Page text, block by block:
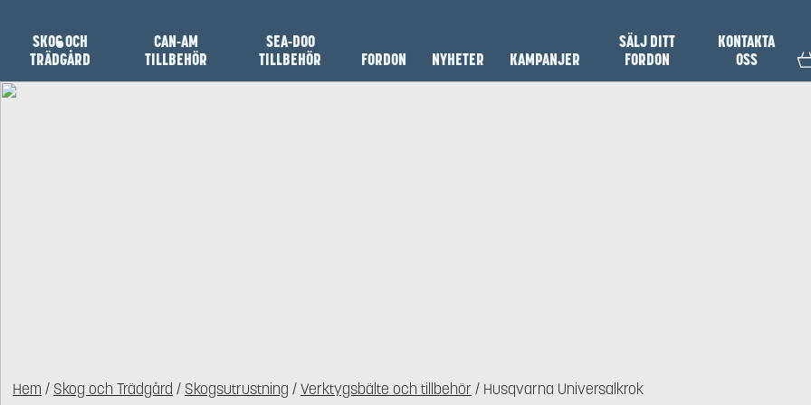
SKOG OCH
TRÄDGÅRD
CAN-AM
TILLBEHÖR
SEA-DOO
TILLBEHÖR
FORDON NYHETER KAMPANJER
SÄLJ DITT
FORDON
KONTAKTA
OSS
Hem / Skog och Trädgård / Skogsutrustning /Verktygsbälte och tillbehör / Husqvarna Universalkrok